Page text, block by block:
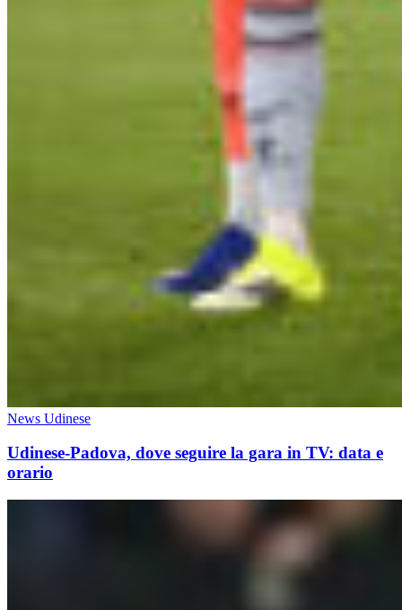
News Udinese
Udinese-Padova, dove seguire la gara in TV: data e
orario